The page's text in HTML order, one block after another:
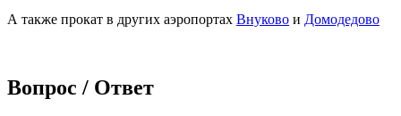
А также прокат в других аэропортах Внуково и Домодедово
Вопрос / Ответ